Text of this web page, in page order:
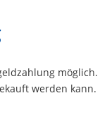
werden kann.